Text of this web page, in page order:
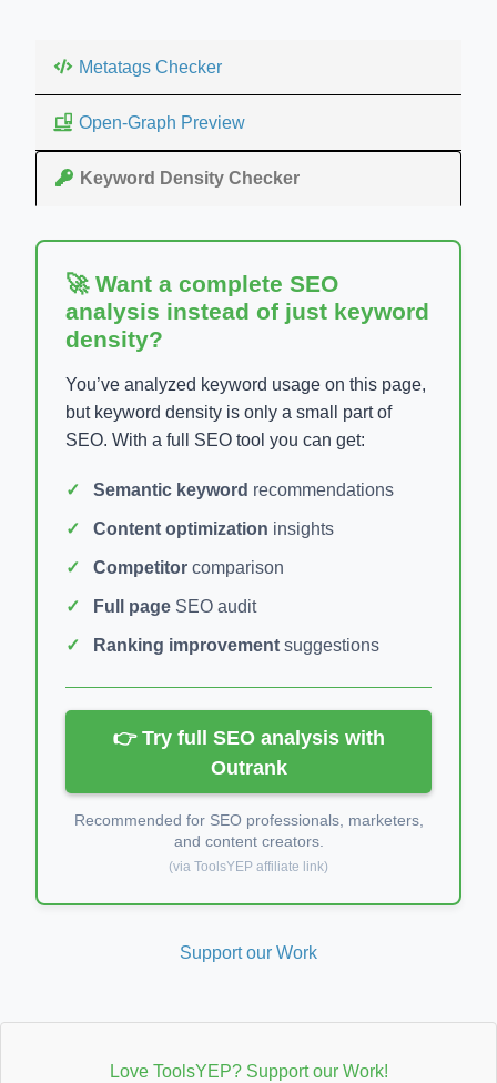
Metatags Checker
Open-Graph Preview
Keyword Density Checker
🚀 Want a complete SEO
analysis instead of just keyword
density?
You’ve analyzed keyword usage on this page,
but keyword density is only a small part of
SEO. With a full SEO tool you can get:
Semantic keyword recommendations
Content optimization insights
Competitor comparison
Full page SEO audit
Ranking improvement suggestions
👉 Try full SEO analysis with
Outrank
Recommended for SEO professionals, marketers,
and content creators.
(via ToolsYEP affiliate link)
Support our Work
Love ToolsYEP? Support our Work!